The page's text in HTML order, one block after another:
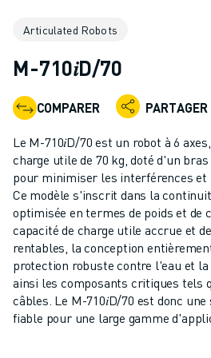
ROBOTS COLLABORATIFS
CONTRÔLEURS DE ROBOTS
ACCESSOIRES POUR ROBOTS
LOGICIEL ROBOT
LOGICIEL DE SIMULATION
PRODUITS DE ROBOTIQUE ÉDUCATIVE
AUTOMATISATION DES ROBOTS
ROBOTS DE SOUDAGE À L'ARC
ROBOTS ARTICULÉS
SÉRIE ARC MATE
SÉRIE M-900
ROBOTS DELTA
ROBOTS POUR L'ALIMENTATION ET
ROBOTS DE PEINTURE
Articulated Robots
M-710𝑖D/70
COMPARER PARTAGER
Le M-710𝑖D/70 est un robot à 6
charge utile de 70 kg, doté d'un
pour minimiser les interférences et
Ce modèle s'inscrit dans la
optimisée en termes de poids et de
capacité de charge utile accrue et
rentables, la conception
protection robuste contre l'eau et
ainsi les composants critiques tels
câbles. Le M-710𝑖D/70 est donc
fiable pour une large gamme